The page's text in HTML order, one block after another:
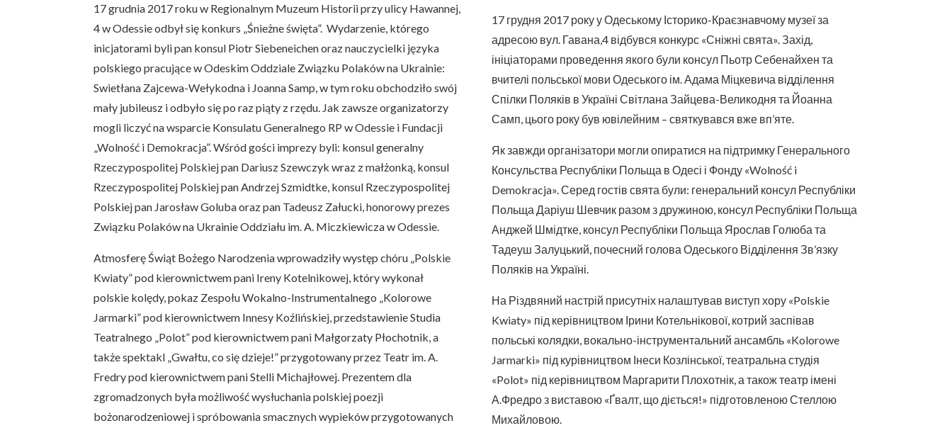
17 grudnia 2017 roku w Regionalnym Muzeum Historii przy ulicy Hawannej,
4 w Odessie odbył się konkurs „Śnieżne święta”. Wydarzenie, którego
inicjatorami byli pan konsul Piotr Siebeneichen oraz nauczycielki języka
polskiego pracujące w Odeskim Oddziale Związku Polaków na Ukrainie:
Swietłana Zajcewa-Wełykodna i Joanna Samp, w tym roku obchodziło swój
mały jubileusz i odbyło się po raz piąty z rzędu. Jak zawsze organizatorzy
mogli liczyć na wsparcie Konsulatu Generalnego RP w Odessie i Fundacji
„Wolność i Demokracja”. Wśród gości imprezy byli: konsul generalny
Rzeczypospolitej Polskiej pan Dariusz Szewczyk wraz z małżonką, konsul
Rzeczypospolitej Polskiej pan Andrzej Szmidtke, konsul Rzeczypospolitej
Polskiej pan Jarosław Goluba oraz pan Tadeusz Załucki, honorowy prezes
Związku Polaków na Ukrainie Oddziału im. A. Miczkiewicza w Odessie.
Atmosferę Świąt Bożego Narodzenia wprowadziły występ chóru „Polskie
Kwiaty” pod kierownictwem pani Ireny Kotelnikowej, który wykonał
polskie kolędy, pokaz Zespołu Wokalno-Instrumentalnego „Kolorowe
Jarmarki” pod kierownictwem Innesy Koźlińskiej, przedstawienie Studia
Teatralnego „Polot” pod kierownictwem pani Małgorzaty Płochotnik, a
także spektakl „Gwałtu, co się dzieje!” przygotowany przez Teatr im. A.
Fredry pod kierownictwem pani Stelli Michajłowej. Prezentem dla
zgromadzonych była możliwość wysłuchania polskiej poezji
bożonarodzeniowej i spróbowania smacznych wypieków przygotowanych
17 грудня 2017 року у Одеському Історико-Краєзнавчому музеї за
адресою вул. Гавана,4 відбувся конкурс «Сніжні свята». Захід,
ініціаторами проведення якого були консул Пьотр Себенайхен та
вчителі польської мови Одеського ім. Адама Міцкевича відділення
Спілки Поляків в Україні Світлана Зайцева-Великодня та Йоанна
Самп, цього року був ювілейним – святкувався вже вп’яте.
Як завжди організатори могли опиратися на підтримку Генерального
Консульства Республіки Польща в Одесі і Фонду «Wolność i
Demokracja». Серед гостів свята були: генеральний консул Республіки
Польща Даріуш Шевчик разом з дружиною, консул Республіки Польща
Анджей Шмідтке, консул Республіки Польща Ярослав Голюба та
Тадеуш Залуцький, почесний голова Одеського Відділення Зв’язку
Поляків на Україні.
На Різдвяний настрій присутніх налаштував виступ хору «Polskie
Kwiaty» під керівництвом Ірини Котельнікової, котрий заспівав
польські колядки, вокально-інструментальний ансамбль «Kolorowe
Jarmarki» під курівництвом Інеси Козлінської, театральна студія
«Polot» під керівництвом Маргарити Плохотнік, а також театр імені
А.Фредро з виставою «Ґвалт, що діється!» підготовленою Стеллою
Михайловою.